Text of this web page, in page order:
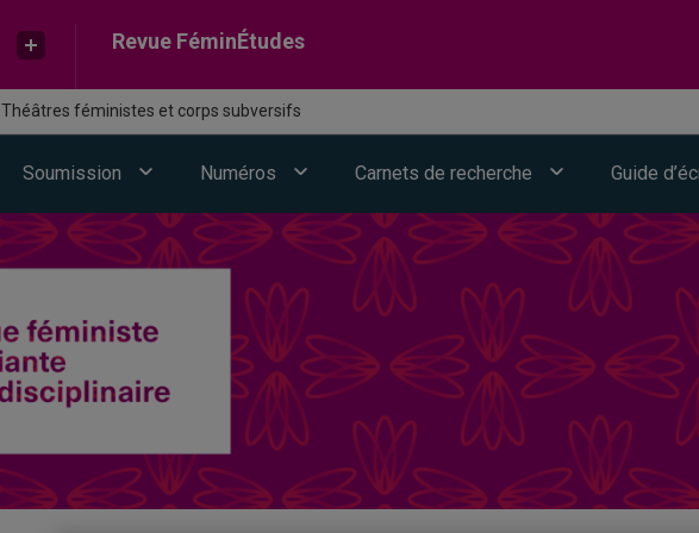
Revue FéminÉtudes
Théâtres féministes et corps subversifs
Soumission Numéros Carnets de recherche Guide